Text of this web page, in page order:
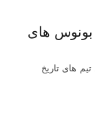
های
های تاریخ